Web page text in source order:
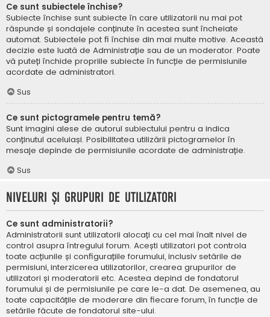
Ce sunt subiectele închise?
Subiecte închise sunt subiecte în care utilizatorii nu mai pot
răspunde și sondajele conținute în acestea sunt încheiate
automat. Subiectele pot fi închise din mai multe motive. Această
decizie este luată de Administrație sau de un moderator. Poate
vă puteți închide propriile subiecte în funcție de permisiunile
acordate de administratori.
Sus
Ce sunt pictogramele pentru temă?
Sunt imagini alese de autorul subiectului pentru a indica
conținutul aceluiași. Posibilitatea utilizării pictogramelor în
mesaje depinde de permisiunile acordate de administrație.
Sus
Niveluri și grupuri de utilizatori
Ce sunt administratorii?
Administratorii sunt utilizatorii alocați cu cel mai înalt nivel de
control asupra întregului forum. Acești utilizatori pot controla
toate acțiunile și configurațiile forumului, inclusiv setările de
permisiuni, interzicerea utilizatorilor, crearea grupurilor de
utilizatori și moderatorii etc. Acestea depind de fondatorul
forumului și de permisiunile pe care le-a dat. De asemenea, au
toate capacitățile de moderare din fiecare forum, în funcție de
setările făcute de fondatorul site-ului.